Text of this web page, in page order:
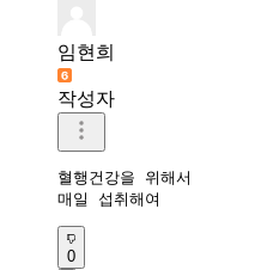
임현희
작성자
혈행건강을 위해서
매일 섭취해여
0